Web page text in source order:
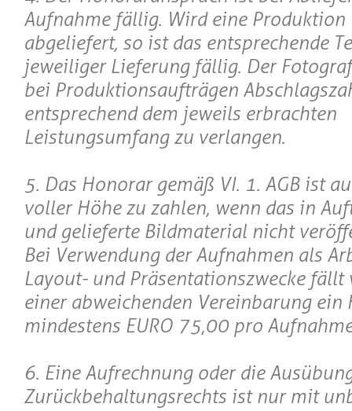
Aufnahme fällig. Wird eine Produktion
abgeliefert, so ist das entsprechende
jeweiliger Lieferung fällig. Der
bei Produktionsaufträgen
entsprechend dem jeweils erbrachten
Leistungsumfang zu verlangen.
5. Das Honorar gemäß VI. 1. AGB ist
voller Höhe zu zahlen, wenn das in
und gelieferte Bildmaterial nicht
Bei Verwendung der Aufnahmen als
Layout- und Präsentationszwecke
einer abweichenden Vereinbarung ein
mindestens EURO 75,00 pro
6. Eine Aufrechnung oder die
Zurückbehaltungsrechts ist nur mit